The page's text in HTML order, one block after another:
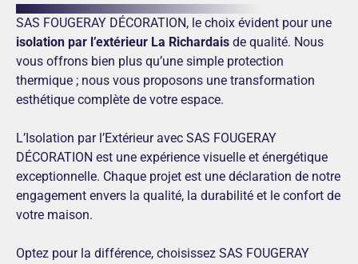
SAS FOUGERAY DÉCORATION, le choix évident pour une
isolation par l’extérieur La Richardais de qualité. Nous
vous offrons bien plus qu’une simple protection
thermique ; nous vous proposons une transformation
esthétique complète de votre espace.
L’Isolation par l’Extérieur avec SAS FOUGERAY
DÉCORATION est une expérience visuelle et énergétique
exceptionnelle. Chaque projet est une déclaration de notre
engagement envers la qualité, la durabilité et le confort de
votre maison.
Optez pour la différence, choisissez SAS FOUGERAY